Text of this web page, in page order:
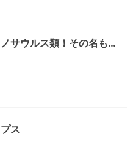
サウルス類！その名も…
ス